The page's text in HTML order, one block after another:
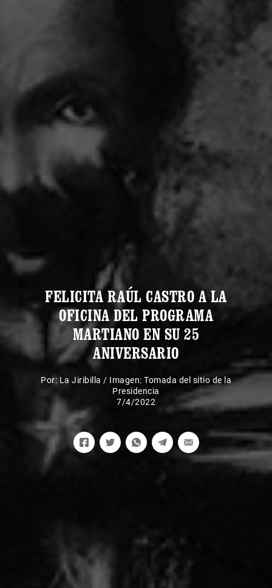
FELICITA RAÚL CASTRO A LA
OFICINA DEL PROGRAMA
MARTIANO EN SU 25
ANIVERSARIO
Por: La Jiribilla / Imagen: Tomada del sitio de la
Presidencia
7/4/2022